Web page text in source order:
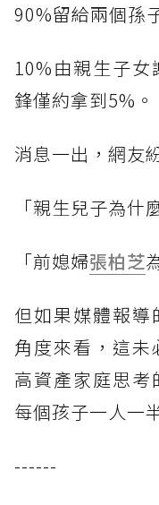
90%留給兩個孫
10%由親生子
鋒僅約拿到5%。
消息一出，網友
「親生兒子為什
「前媳婦張柏芝
但如果媒體報導
角度來看，這
高資產家庭思考
每個孩子一人一
------